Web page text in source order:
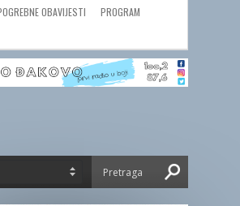
OBAVIJESTI
PROGRAM